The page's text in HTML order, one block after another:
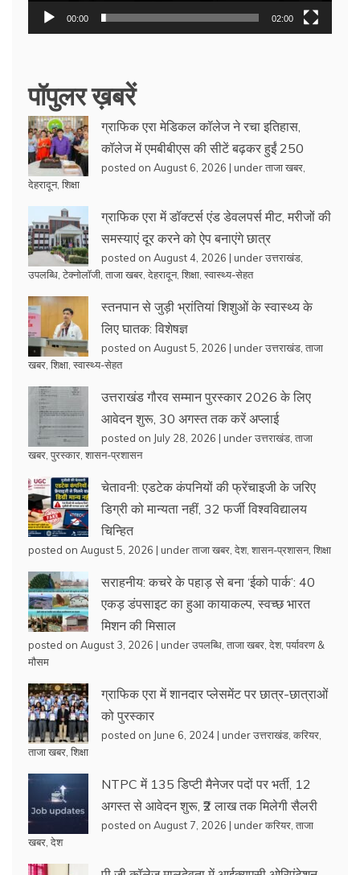
00:00 02:00
पॉपुलर ख़बरें
ग्राफिक एरा मेडिकल कॉलेज ने रचा इतिहास,
कॉलेज में एमबीबीएस की सीटें बढ़कर हुईं 250
posted on August 6, 2026 | underताजा खबर
देहरादून, शिक्षा
ग्राफिक एरा में डॉक्टर्स एंड डेवलपर्स मीट, मरीजों की
समस्याएं दूर करने को ऐप बनाएंगे छात्र
posted on August 4, 2026 | underउत्तराखंड
उपलब्धि टेक्नोलॉजी ताजा खबर देहरादून, शिक्षा स्वास्थ्य-सेहत
स्तनपान से जुड़ी भ्रांतियां शिशुओं के स्वास्थ्य के
लिए घातक: विशेषज्ञ
posted on August 5, 2026 | underउत्तराखंड ताजा
खबर शिक्षा स्वास्थ्य-सेहत
उत्तराखंड गौरव सम्मान पुरस्कार 2026 के लिए
आवेदन शुरू, 30 अगस्त तक करें अप्लाई
posted on July 28, 2026 | underउत्तराखंड ताजा
खबर पुरस्कार शासन-प्रशासन
चेतावनी: एडटेक कंपनियों की फ्रेंचाइजी के जरिए
डिग्री को मान्यता नहीं, 32 फर्जी विश्वविद्यालय
चिन्हित
posted on August 5, 2026 | underताजा खबर देश, शासन-प्रशासन, शिक्षा
सराहनीय: कचरे के पहाड़ से बना ‘ईको पार्क’: 40
एकड़ डंपसाइट का हुआ कायाकल्प, स्वच्छ भारत
मिशन की मिसाल
posted on August 3, 2026 | underउपलब्धि ताजा खबर देश, पर्यावरण &
मौसम
ग्राफिक एरा में शानदार प्लेसमेंट पर छात्र-छात्राओं
को पुरस्कार
posted on June 6, 2024 | underउत्तराखंड करियर
ताजा खबर शिक्षा
NTPC में 135 डिप्टी मैनेजर पदों पर भर्ती, 12
अगस्त से आवेदन शुरू, ₹2 लाख तक मिलेगी सैलरी
posted on August 7, 2026 | underकरियर ताजा
खबर देश